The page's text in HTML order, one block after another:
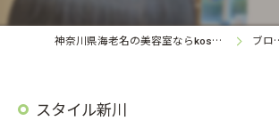
神奈川県海老名の美容室ならkoselig ブログ
スタイル新川